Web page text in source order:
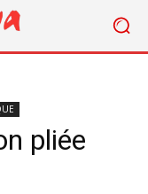
pliée